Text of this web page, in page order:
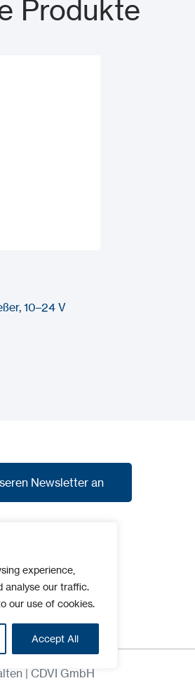
experience,
analyse our traffic.
our use of cookies.
Accept All
Produkte
10–24 V
Newsletter an
und
zu erhalten.
| CDVI GmbH